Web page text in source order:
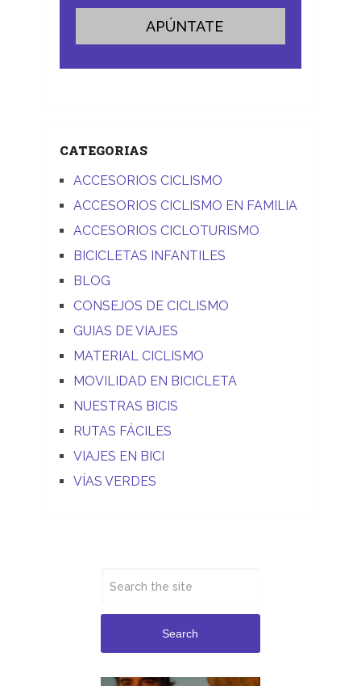
CATEGORIAS
ACCESORIOS CICLISMO
ACCESORIOS CICLISMO EN FAMILIA
ACCESORIOS CICLOTURISMO
BICICLETAS INFANTILES
BLOG
CONSEJOS DE CICLISMO
GUIAS DE VIAJES
MATERIAL CICLISMO
MOVILIDAD EN BICICLETA
NUESTRAS BICIS
RUTAS FÁCILES
VIAJES EN BICI
VÍAS VERDES
Search